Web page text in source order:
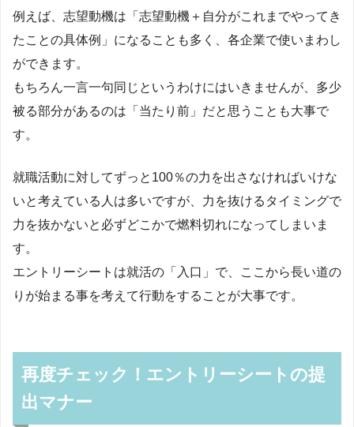
例えば、志望動機は「志望動機＋自分がこれまでやってき
たことの具体例」になることも多く、各企業で使いまわし
ができます。
もちろん一言一句同じというわけにはいきませんが、多少
被る部分があるのは「当たり前」だと思うことも大事で
す。
就職活動に対してずっと100％の力を出さなければいけな
いと考えている人は多いですが、力を抜けるタイミングで
力を抜かないと必ずどこかで燃料切れになってしまいま
す。
エントリーシートは就活の「入口」で、ここから長い道の
りが始まる事を考えて行動をすることが大事です。
再度チェック！エントリーシートの提
出マナー